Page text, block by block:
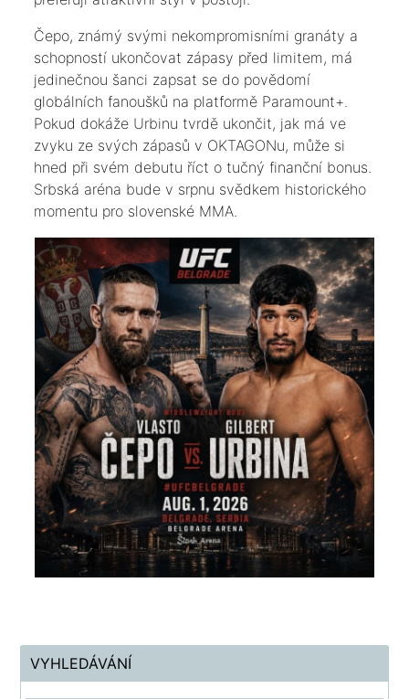
​Čepo, známý svými nekompromisními granáty a
schopností ukončovat zápasy před limitem, má
jedinečnou šanci zapsat se do povědomí
globálních fanoušků na platformě Paramount+.
Pokud dokáže Urbinu tvrdě ukončit, jak má ve
zvyku ze svých zápasů v OKTAGONu, může si
hned při svém debutu říct o tučný finanční bonus.
Srbská aréna bude v srpnu svědkem historického
momentu pro slovenské MMA.
VYHLEDÁVÁNÍ